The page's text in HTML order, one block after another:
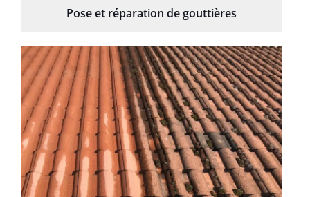
Pose et réparation de gouttières